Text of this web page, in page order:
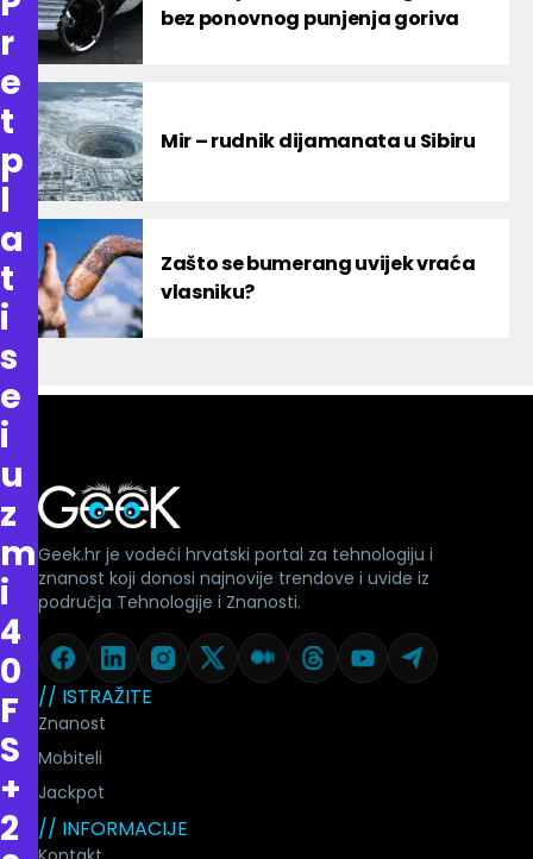
bez ponovnog punjenja goriva
Mir – rudnik dijamanata u Sibiru
Zašto se bumerang uvijek vraća
vlasniku?
r
e
t
p
l
a
t
i
s
e
i
u
z
m
i
4
0
F
S
+
2
// ISTRAŽITE
Znanost
Mobiteli
Jackpot
// INFORMACIJE
Geek.hr je vodeći hrvatski portal za tehnologiju i
znanost koji donosi najnovije trendove i uvide iz
područja Tehnologije i Znanosti.